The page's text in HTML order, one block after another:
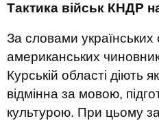
Тактика військ КНДР
За словами українських
американських
Курській області діють
відмінна за мовою,
культурою. При цьому